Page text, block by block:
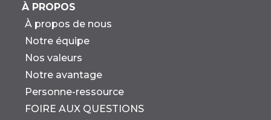
À PROPOS
À propos de nous
Notre équipe
Nos valeurs
Notre avantage
Personne-ressource
FOIRE AUX QUESTIONS